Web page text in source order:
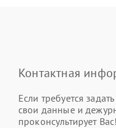
Контактная
Если требуется
свои данные и
проконсультирует Вас!